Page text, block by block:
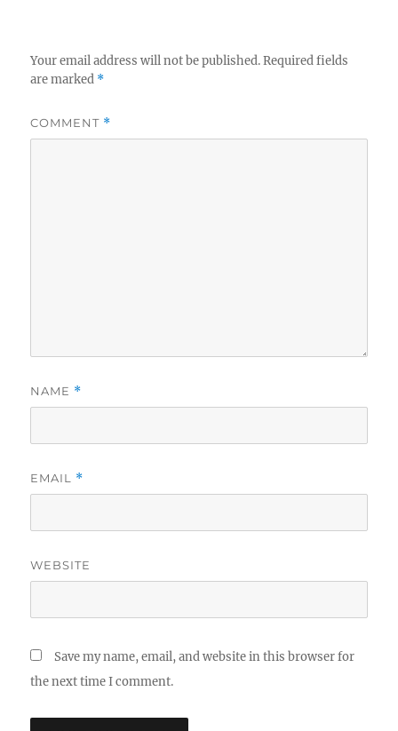
Your email address will not be published. Required fields
are marked *
COMMENT *
NAME *
EMAIL *
WEBSITE
Save my name, email, and website in this browser for
the next time I comment.